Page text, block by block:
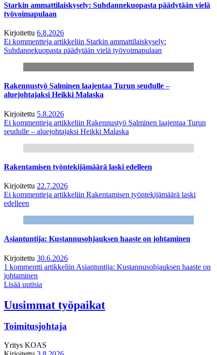
Starkin ammattilaiskysely: Suhdannekuopasta päädytään vielä
työvoimapulaan
Kirjoitettu 6.8.2026
Ei kommentteja artikkeliin Starkin ammattilaiskysely:
Suhdannekuopasta päädytään vielä työvoimapulaan
Rakennustyö Salminen laajentaa Turun seudulle –
aluejohtajaksi Heikki Malaska
Kirjoitettu 5.8.2026
Ei kommentteja artikkeliin Rakennustyö Salminen laajentaa Turun
seudulle – aluejohtajaksi Heikki Malaska
Rakentamisen työntekijämäärä laski edelleen
Kirjoitettu 22.7.2026
Ei kommentteja artikkeliin Rakentamisen työntekijämäärä laski
edelleen
Asiantuntija: Kustannusohjauksen haaste on johtaminen
Kirjoitettu 30.6.2026
1 kommentti artikkeliin Asiantuntija: Kustannusohjauksen haaste on
johtaminen
Lisää uutisia
Uusimmat työpaikat
Toimitusjohtaja
Yritys KOAS